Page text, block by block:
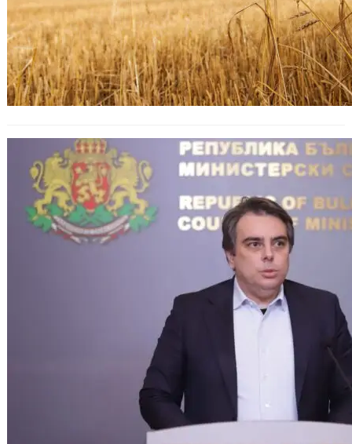
Заради забраната на внос на
украинското зърно България губи
40 млн. лева на месец от невнесен
ДДС